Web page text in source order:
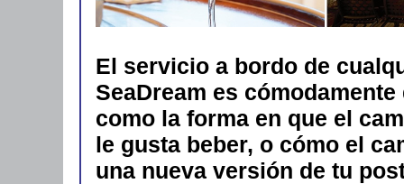
El servicio a bordo de
SeaDream es
como la forma en que el
le gusta beber, o cómo el
una nueva versión de tu